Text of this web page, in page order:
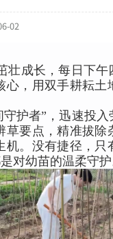
02
壮成长，每日下午
，用双手耕耘土
护者”，迅速投入
要点，精准拔除
。没有捷径，只
对幼苗的温柔守护